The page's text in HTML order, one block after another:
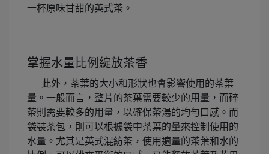
一杯原味甘甜的英式茶。
掌握水量比例綻放茶香
此外，茶葉的大小和形狀也會影響使用的茶葉
量。一般而言，整片的茶葉需要較少的用量，而碎
茶則需要較多的用量，以確保茶湯的均勻口感。而
袋裝茶包，則可以根據袋中茶葉的量來控制使用的
水量。尤其是英式混紡茶，使用適量的茶葉和水的